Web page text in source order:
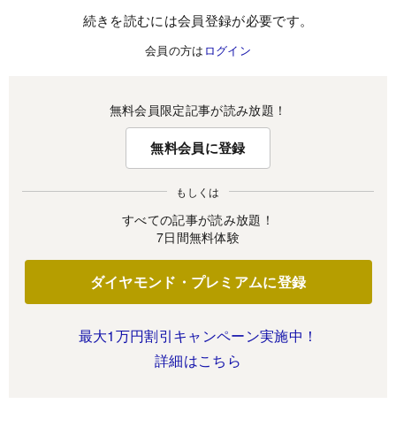
続きを読むには会員登録が必要です。
会員の方は ログイン
無料会員限定記事が読み放題！
無料会員に登録
もしくは
すべての記事が読み放題！
7日間無料体験
ダイヤモンド・プレミアムに登録
最大1万円割引キャンペーン実施中！
詳細はこちら